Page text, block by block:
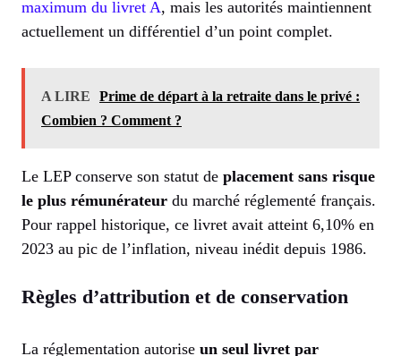
maximum du livret A, mais les autorités maintiennent
actuellement un différentiel d’un point complet.
A LIRE
Prime de départ à la retraite dans le privé :
Combien ? Comment ?
Le LEP conserve son statut de placement sans risque
le plus rémunérateur du marché réglementé français.
Pour rappel historique, ce livret avait atteint 6,10% en
2023 au pic de l’inflation, niveau inédit depuis 1986.
Règles d’attribution et de conservation
La réglementation autorise un seul livret par